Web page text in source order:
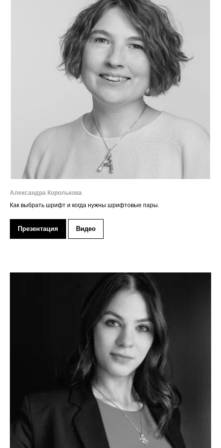
Александра Королькова
Как выбрать шрифт и когда нужны шрифтовые пары.
Презентация Видео